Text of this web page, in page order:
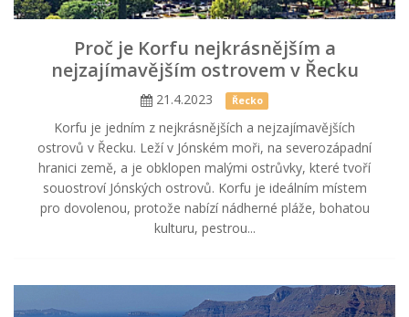
Proč je Korfu nejkrásnějším a
nejzajímavějším ostrovem v Řecku
21.4.2023 Řecko
Korfu je jedním z nejkrásnějších a nejzajímavějších
ostrovů v Řecku. Leží v Jónském moři, na severozápadní
hranici země, a je obklopen malými ostrůvky, které tvoří
souostroví Jónských ostrovů. Korfu je ideálním místem
pro dovolenou, protože nabízí nádherné pláže, bohatou
kulturu, pestrou...